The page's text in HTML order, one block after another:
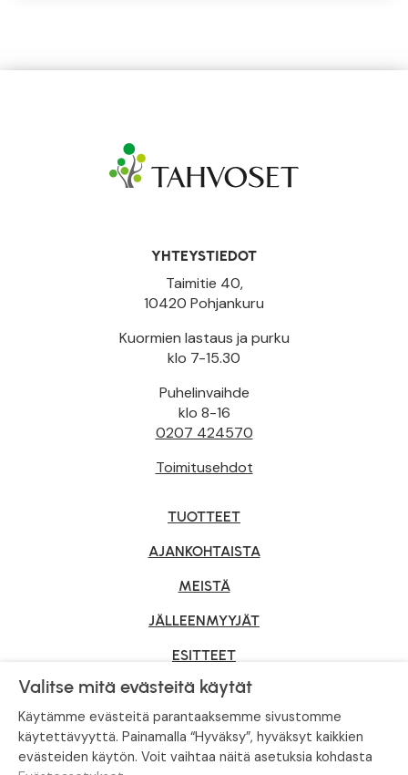
YHTEYSTIEDOT
Taimitie 40,
10420 Pohjankuru
Kuormien lastaus ja purku
klo 7-15.30
Puhelinvaihde
klo 8-16
0207 424570
Toimitusehdot
TUOTTEET
AJANKOHTAISTA
MEISTÄ
JÄLLEENMYYJÄT
ESITTEET
YRITYSMYYNTI
Valitse mitä evästeitä käytät
Käytämme evästeitä parantaaksemme sivustomme
käytettävyyttä. Painamalla “Hyväksy”, hyväksyt kaikkien
evästeiden käytön. Voit vaihtaa näitä asetuksia kohdasta